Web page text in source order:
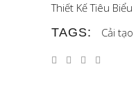
Thiết Kế Tiêu Biểu
TAGS:
Cải tạo